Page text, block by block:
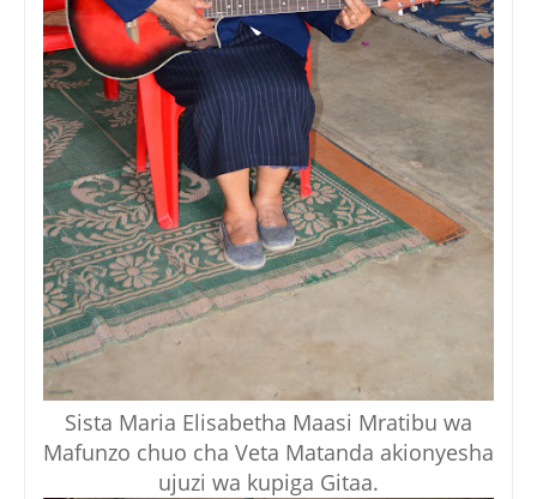
Sista Maria Elisabetha Maasi Mratibu wa
Mafunzo chuo cha Veta Matanda akionyesha
ujuzi wa kupiga Gitaa.